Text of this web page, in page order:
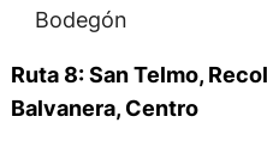
Bodegón
Ruta 8: San Telmo,
Balvanera, Centro